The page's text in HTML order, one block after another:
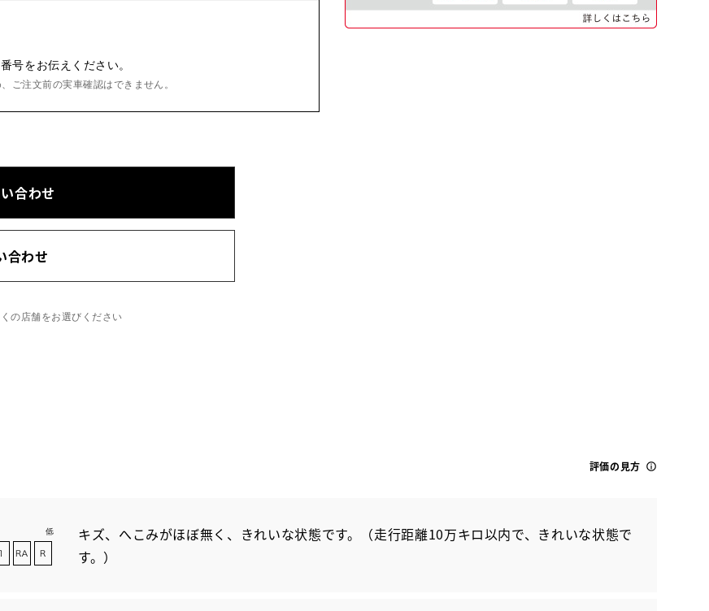
号をお伝えください。
ご注文前の実車確認はできません。
合わせ
合わせ
の店舗をお選びください
評価の見方
キズ、へこみがほぼ無く、きれいな状態です。（走行距離10万キロ以内で、きれいな状態で
す。）